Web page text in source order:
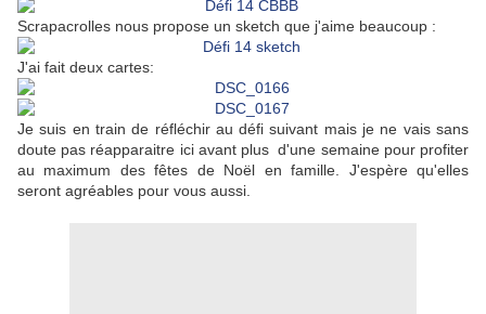
Scrapacrolles nous propose un sketch que j'aime beaucoup :
J'ai fait deux cartes:
Je suis en train de réfléchir au défi suivant mais je ne vais sans
doute pas réapparaitre ici avant plus d'une semaine pour profiter
au maximum des fêtes de Noël en famille. J'espère qu'elles
seront agréables pour vous aussi.